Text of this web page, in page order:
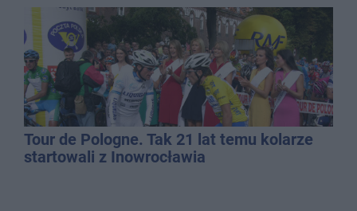
Tour de Pologne. Tak 21 lat temu kolarze
startowali z Inowrocławia